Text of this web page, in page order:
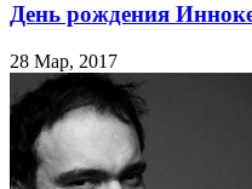
День рождения
28 Мар, 2017